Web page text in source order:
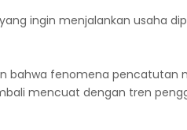
ingin menjalankan usaha
bahwa fenomena pencatutan
mencuat dengan tren